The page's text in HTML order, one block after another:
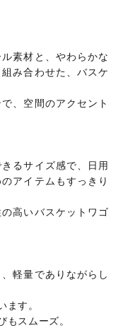
素材と、やわらかな
み合わせた、バスケ
、空間のアクセント
るサイズ感で、日用
アイテムもすっきり
高いバスケットワゴ
軽量でありながらし
ます。
もスムーズ。